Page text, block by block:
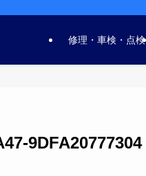
修理・車検・点検
9DFA20777304